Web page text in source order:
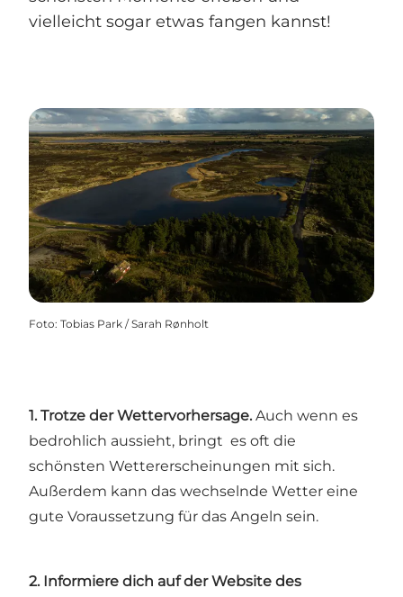
vielleicht sogar etwas fangen kannst!
Foto: Tobias Park / Sarah Rønholt
1. Trotze der Wettervorhersage. Auch wenn es
bedrohlich aussieht, bringt es oft die
schönsten Wettererscheinungen mit sich.
Außerdem kann das wechselnde Wetter eine
gute Voraussetzung für das Angeln sein.
2. Informiere dich auf der Website des